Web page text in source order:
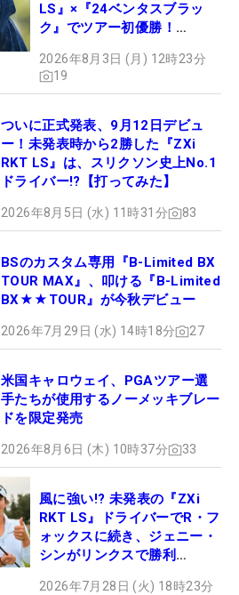
LS』×『24ベンタスブラッ
ク』でツアー初優勝！
2026年8月3日 (月) 12時23分
19
ついに正式発表、9月12日デビュ
ー！未発表時から2勝した『ZXi
RKT LS』は、スリクソン史上No.1
ドライバー!?【打ってみた】
2026年8月5日 (水) 11時31分 83
BSのカスタム専用『B-Limited BX
TOUR MAX』、叩ける『B-Limited
BX★★TOUR』が今秋デビュー
2026年7月29日 (水) 14時18分 27
米国キャロウェイ、PGAツアー選
手たちが使用するノーメッキブレー
ドを限定発売
2026年8月6日 (木) 10時37分 33
風に強い!? 未発表の『ZXi
RKT LS』ドライバーでR・フ
ォックスに続き、ジェニー・
シンがリンクスで勝利
2026年7月28日 (火) 18時23分